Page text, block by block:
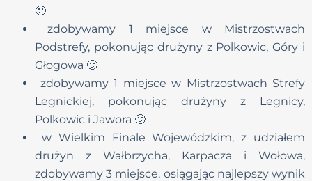
🙂
zdobywamy 1 miejsce w Mistrzostwach
Podstrefy, pokonując drużyny z Polkowic, Góry i
Głogowa 🙂
zdobywamy 1 miejsce w Mistrzostwach Strefy
Legnickiej, pokonując drużyny z Legnicy,
Polkowic i Jawora 🙂
w Wielkim Finale Wojewódzkim, z udziałem
drużyn z Wałbrzycha, Karpacza i Wołowa,
zdobywamy 3 miejsce, osiągając najlepszy wynik